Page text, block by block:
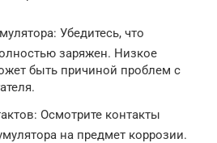
Убедитесь, что
заряжен. Низкое
быть причиной проблем с
Осмотрите контакты
на предмет коррозии.